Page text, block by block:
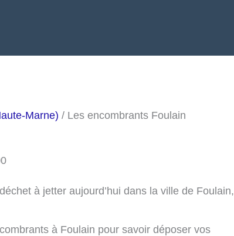
Marne) / Les encombrants Foulain
à jetter aujourd’hui dans la ville de Foulain,
à Foulain pour savoir déposer vos